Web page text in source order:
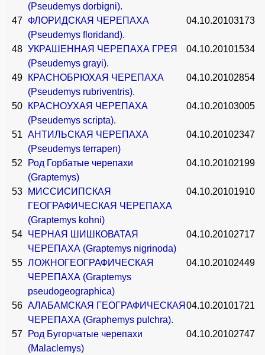
(Pseudemys dorbigni).
47 ФЛОРИДСКАЯ ЧЕРЕПАХА
(Pseudemys floridand).
04.10.20103173
48 УКРАШЕННАЯ ЧЕРЕПАХА ГРЕЯ
(Pseudemys grayi).
04.10.20101534
49
КРАСНОБРЮХАЯ ЧЕРЕПАХА
(Pseudemys rubriventris).
04.10.20102854
50
КРАСНОУХАЯ ЧЕРЕПАХА
(Pseudemys scripta).
04.10.20103005
51 АНТИЛЬСКАЯ ЧЕРЕПАХА
(Pseudemys terrapen)
04.10.20102347
52
Род Горбатые черепахи
(Graptemys)
04.10.20102199
53
МИССИСИПСКАЯ
ГЕОГРАФИЧЕСКАЯ ЧЕРЕПАХА
(Graptemys kohni)
04.10.20101910
54 ЧЕРНАЯ ШИШКОВАТАЯ
ЧЕРЕПАХА (Graptemys nigrinoda)
04.10.20102717
55 ЛОЖНОГЕОГРАФИЧЕСКАЯ
ЧЕРЕПАХА (Graptemys
pseudogeographica)
04.10.20102449
56 АЛАБАМСКАЯ ГЕОГРАФИЧЕСКАЯ
ЧЕРЕПАХА (Graphemys pulchra).
04.10.20101721
57
Род Бугорчатые черепахи
(Malaclemys)
04.10.20102747